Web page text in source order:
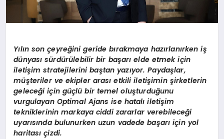
Yılın son çeyreğini geride bırakmaya hazırlanırken iş
dünyası sürdürülebilir bir başarı elde etmek için
iletişim stratejilerini baştan yazıyor. Paydaşlar,
müşteriler ve ekipler arası etkili iletişimin şirketlerin
geleceği için güçlü bir temel oluşturduğunu
vurgulayan Optimal Ajans ise hatalı iletişim
tekniklerinin markaya ciddi zararlar verebileceği
uyarısında bulunurken uzun vadede başarı için yol
haritası çizdi.